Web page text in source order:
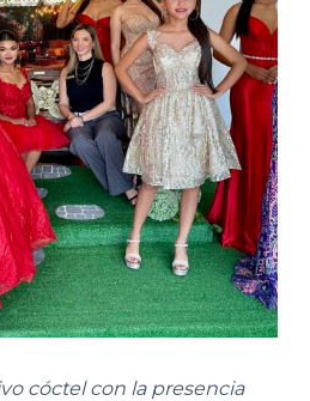
cóctel con la presencia